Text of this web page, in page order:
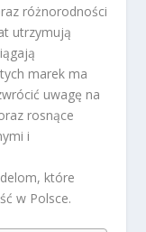
różnorodności
utrzymują
marek ma
uwagę na
rosnące
i
które
w Polsce.